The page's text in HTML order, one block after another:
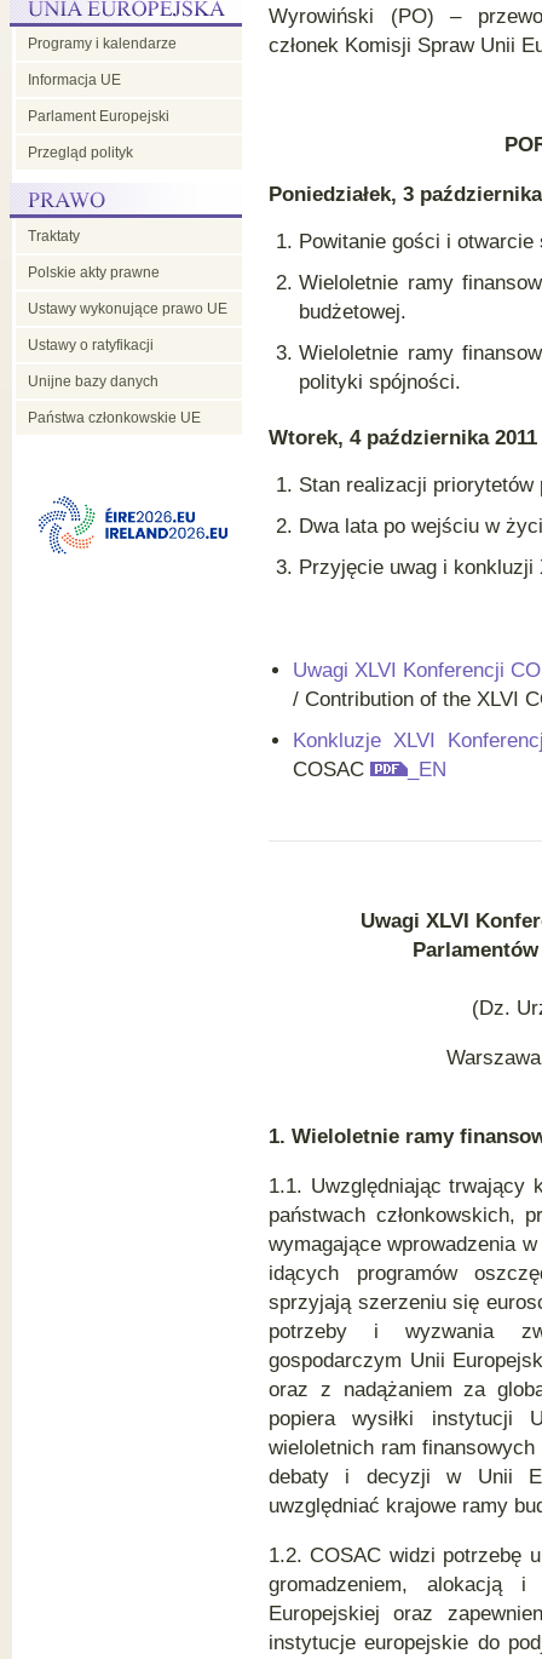
Programy i kalendarze
Informacja UE
Parlament Europejski
Przegląd polityk
Traktaty
Polskie akty prawne
Ustawy wykonujące prawo UE
Ustawy o ratyfikacji
Unijne bazy danych
Państwa członkowskie UE
Wyrowiński (PO) –
członek Komisji Spraw Unii
Poniedziałek, 3
Powitanie gości i otwarcie
Wieloletnie ramy
budżetowej.
Wieloletnie ramy
polityki spójności.
Wtorek, 4 października 2011
Stan realizacji
Dwa lata po wejściu w
Przyjęcie uwag i konkluzji
Uwagi XLVI Konferencji
/ Contribution of the XLVI
Konkluzje XLVI
COSAC
_EN
Uwagi XLVI
(Dz.
1. Wieloletnie ramy
1.1. Uwzględniając trwający
państwach członkowskich,
wymagające wprowadzenia
idących programów
sprzyjają szerzeniu się
potrzeby i wyzwania
gospodarczym Unii
oraz z nadążaniem za
popiera wysiłki instytucji
wieloletnich ram
debaty i decyzji w Unii
uwzględniać krajowe ramy
1.2. COSAC widzi potrzebę
gromadzeniem, alokacją i
Europejskiej oraz
instytucje europejskie do